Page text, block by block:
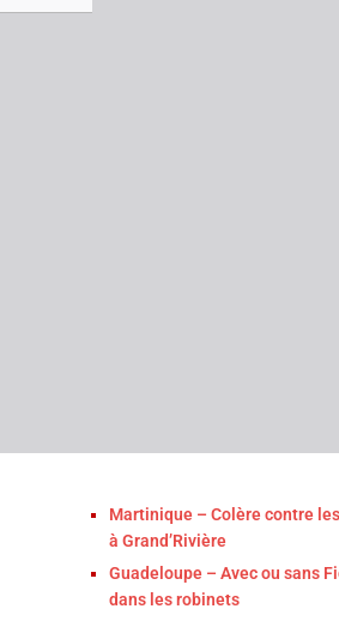
Martinique – Colère contre les
à Grand’Rivière
Guadeloupe – Avec ou sans
dans les robinets